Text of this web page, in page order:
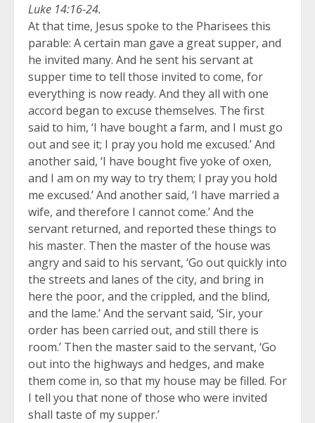
Luke 14:16-24.
At that time, Jesus spoke to the Pharisees this
parable: A certain man gave a great supper, and
he invited many. And he sent his servant at
supper time to tell those invited to come, for
everything is now ready. And they all with one
accord began to excuse themselves. The first
said to him, ‘I have bought a farm, and I must go
out and see it; I pray you hold me excused.’ And
another said, ‘I have bought five yoke of oxen,
and I am on my way to try them; I pray you hold
me excused.’ And another said, ‘I have married a
wife, and therefore I cannot come.’ And the
servant returned, and reported these things to
his master. Then the master of the house was
angry and said to his servant, ‘Go out quickly into
the streets and lanes of the city, and bring in
here the poor, and the crippled, and the blind,
and the lame.’ And the servant said, ‘Sir, your
order has been carried out, and still there is
room.’ Then the master said to the servant, ‘Go
out into the highways and hedges, and make
them come in, so that my house may be filled. For
I tell you that none of those who were invited
shall taste of my supper.’